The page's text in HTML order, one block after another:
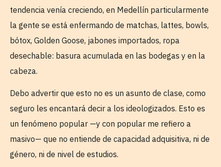
tendencia venía creciendo, en Medellín particularmente
la gente se está enfermando de matchas, lattes, bowls,
bótox, Golden Goose, jabones importados, ropa
desechable: basura acumulada en las bodegas y en la
cabeza.
Debo advertir que esto no es un asunto de clase, como
seguro les encantará decir a los ideologizados. Esto es
un fenómeno popular —y con popular me refiero a
masivo— que no entiende de capacidad adquisitiva, ni de
género, ni de nivel de estudios.